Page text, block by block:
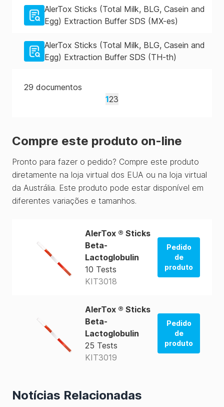
AlerTox Sticks (Total Milk, BLG, Casein and
Egg) Extraction Buffer SDS (MX-es)
AlerTox Sticks (Total Milk, BLG, Casein and
Egg) Extraction Buffer SDS (TH-th)
29 documentos
123
Compre este produto on-line
Pronto para fazer o pedido? Compre este produto
diretamente na loja virtual dos EUA ou na loja virtual
da Austrália. Este produto pode estar disponível em
diferentes variações e tamanhos.
AlerTox ® Sticks
Beta-
Lactoglobulin
10 Tests
KIT3018
Pedido
de
produto
Pedido da
loja dos
EUA
AlerTox ® Sticks
Beta-
Lactoglobulin
25 Tests
KIT3019
Pedido
de
produto
Notícias Relacionadas